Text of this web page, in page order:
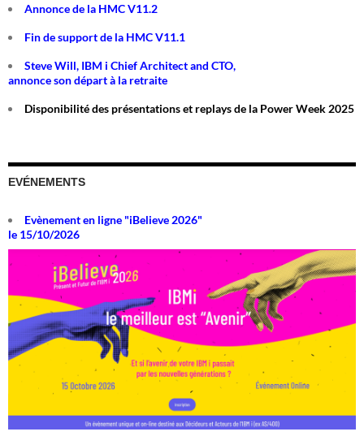
Annonce de la HMC V11.2
Fin de support de la HMC V11.1
Steve Will, IBM i Chief Architect and CTO,
annonce son départ à la retraite
Disponibilité des présentations et replays de la Power Week 2025
EVÉNEMENTS
Evènement en ligne "iBelieve 2026"
le 15/10/2026